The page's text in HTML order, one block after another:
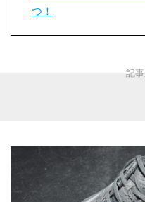
つ！